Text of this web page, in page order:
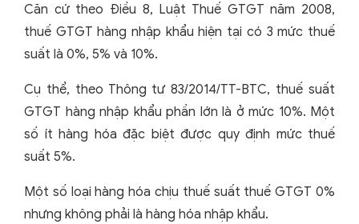
Căn cứ theo Điều 8, Luật Thuế GTGT năm 2008,
thuế GTGT hàng nhập khẩu hiện tại có 3 mức thuế
suất là 0%, 5% và 10%.
Cụ thể, theo Thông tư 83/2014/TT-BTC, thuế suất
GTGT hàng nhập khẩu phần lớn là ở mức 10%. Một
số ít hàng hóa đặc biệt được quy định mức thuế
suất 5%.
Một số loại hàng hóa chịu thuế suất thuế GTGT 0%
nhưng không phải là hàng hóa nhập khẩu.